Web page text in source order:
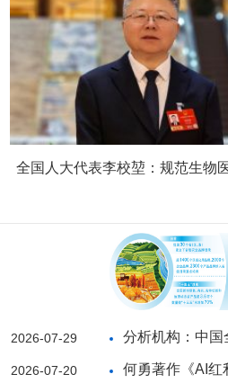
全国人大代表李校堃：规范生物
2026-07-29
2026-07-20